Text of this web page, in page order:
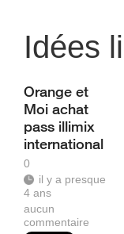
Idées
Orange et
Moi achat
pass illimix
international
0
il y a presque
4 ans
aucun
commentaire